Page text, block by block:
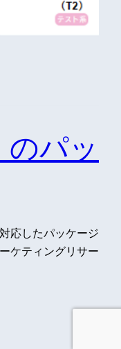
のパッ
応したパッケージ
ケティングリサー